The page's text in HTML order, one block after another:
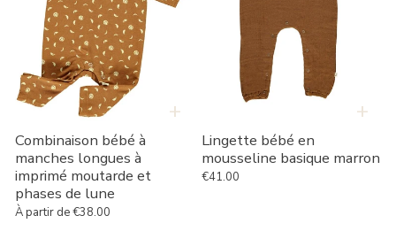
phases
+
Combinaison bébé à
manches longues à
imprimé moutarde et
phases de lune
Prix habituel
À partir de €38.00
+
Lingette bébé en
mousseline basique marron
Prix habituel
€41.00